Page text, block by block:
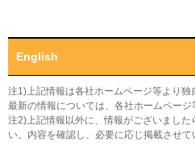
English
注1)上記情報は各社ホームページ等より独
最新の情報については、各社ホームページ
注2)上記情報以外に、情報がございまし
い。内容を確認し、必要に応じ掲載させて